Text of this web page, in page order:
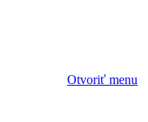
Otvoriť menu